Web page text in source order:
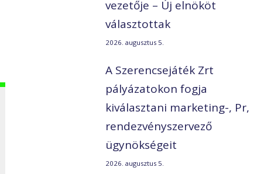
vezetője – Új elnököt
választottak
2026. augusztus 5.
A Szerencsejáték Zrt
pályázatokon fogja
kiválasztani marketing-, Pr,
rendezvényszervező
ügynökségeit
2026. augusztus 5.